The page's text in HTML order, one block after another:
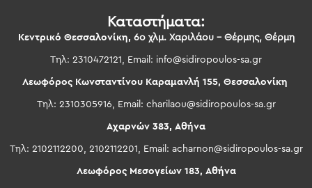
Καταστήματα:
Κεντρικό Θεσσαλονίκη, 6ο χλμ. Χαριλάου – Θέρμης, Θέρμη
Τηλ: 2310472121, Email: info@sidiropoulos-sa.gr
Λεωφόρος Κωνσταντίνου Καραμανλή 155, Θεσσαλονίκη
Τηλ: 2310305916, Email: charilaou@sidiropoulos-sa.gr
Αχαρνών 383, Αθήνα
Τηλ: 2102112200, 2102112201, Email: acharnon@sidiropoulos-sa.gr
Λεωφόρος Μεσογείων 183, Αθήνα